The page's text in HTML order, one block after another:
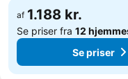
af 1.188 kr.
Se priser fra 12
Se priser